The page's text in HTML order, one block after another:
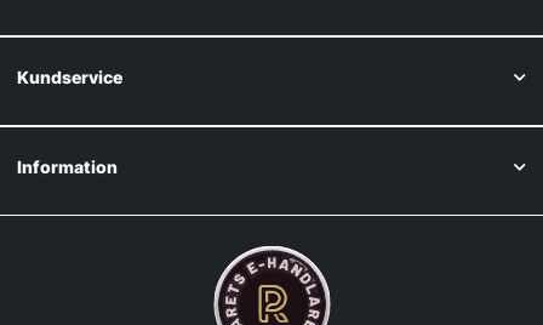
Kundservice
Information